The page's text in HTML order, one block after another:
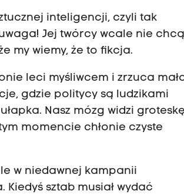
inteligencji, czyli tak
Jej twórcy wcale nie chcą
my wiemy, że to fikcja.
leci myśliwcem i zrzuca
gdzie politycy są ludzikami
Nasz mózg widzi
momencie chłonie czyste
w niedawnej kampanii
Kiedyś sztab musiał wydać